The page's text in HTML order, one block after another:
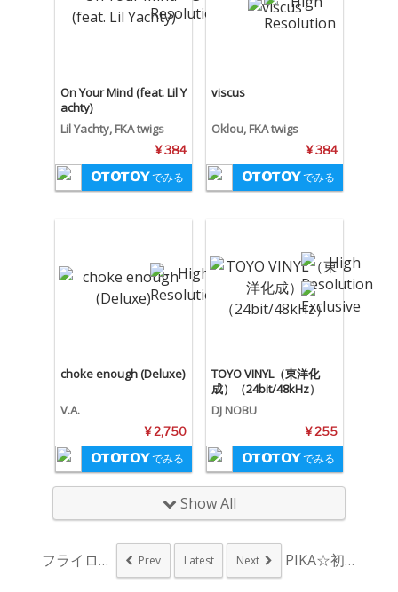
On Your Mind (feat. Lil Y
achty)
Lil Yachty, FKA twigs
¥ 384
でみる
viscus
Oklou, FKA twigs
¥ 384
でみる
choke enough (Deluxe)
V.A.
¥ 2,750
でみる
TOYO VINYL（東洋化
成）（24bit/48kHz）
DJ NOBU
¥ 255
でみる
Show All
フライロー、来日ライ... Prev Latest Next PIKA☆初スタジオ...